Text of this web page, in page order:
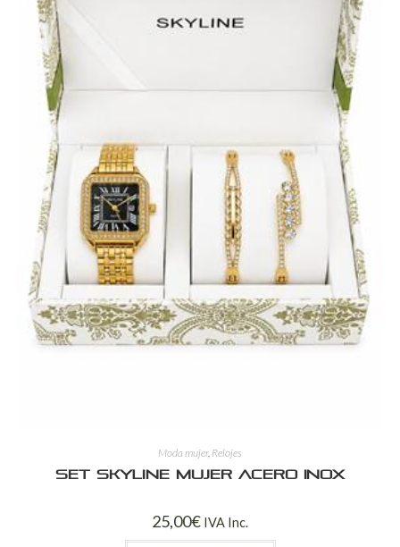
Moda mujer, Relojes
Set Skyline Mujer Acero Inox
25,00€ IVA Inc.